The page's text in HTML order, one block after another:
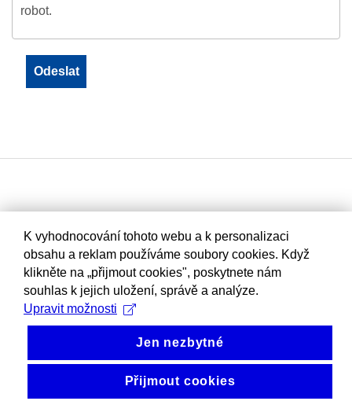
robot.
K vyhodnocování tohoto webu a k personalizaci
obsahu a reklam používáme soubory cookies. Když
klikněte na „přijmout cookies", poskytnete nám
souhlas k jejich uložení, správě a analýze.
Upravit možnosti
Jen nezbytné
Přijmout cookies